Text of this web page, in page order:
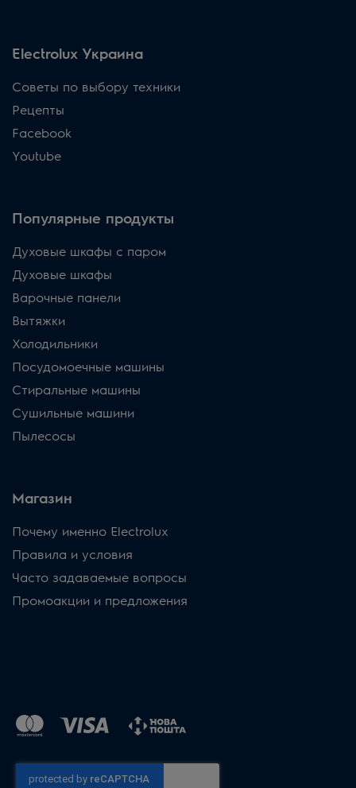
Electrolux Украина
Советы по выбору техники
Рецепты
Facebook
Youtube
Популярные продукты
Духовые шкафы с паром
Духовые шкафы
Варочные панели
Вытяжки
Холодильники
Посудомоечные машины
Стиральные машины
Сушильные машини
Пылесосы
Магазин
Почему именно Electrolux
Правила и условия
Часто задаваемые вопросы
Промоакции и предложения